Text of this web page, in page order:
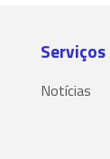
Serviços
Notícias